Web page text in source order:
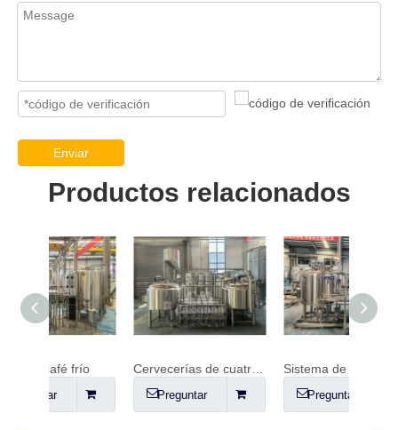
Enviar
Productos relacionados
Cervecerías de cuatro recipientes
Preguntar
Sistema de elaboración de cerveza de 600 litros
Preguntar